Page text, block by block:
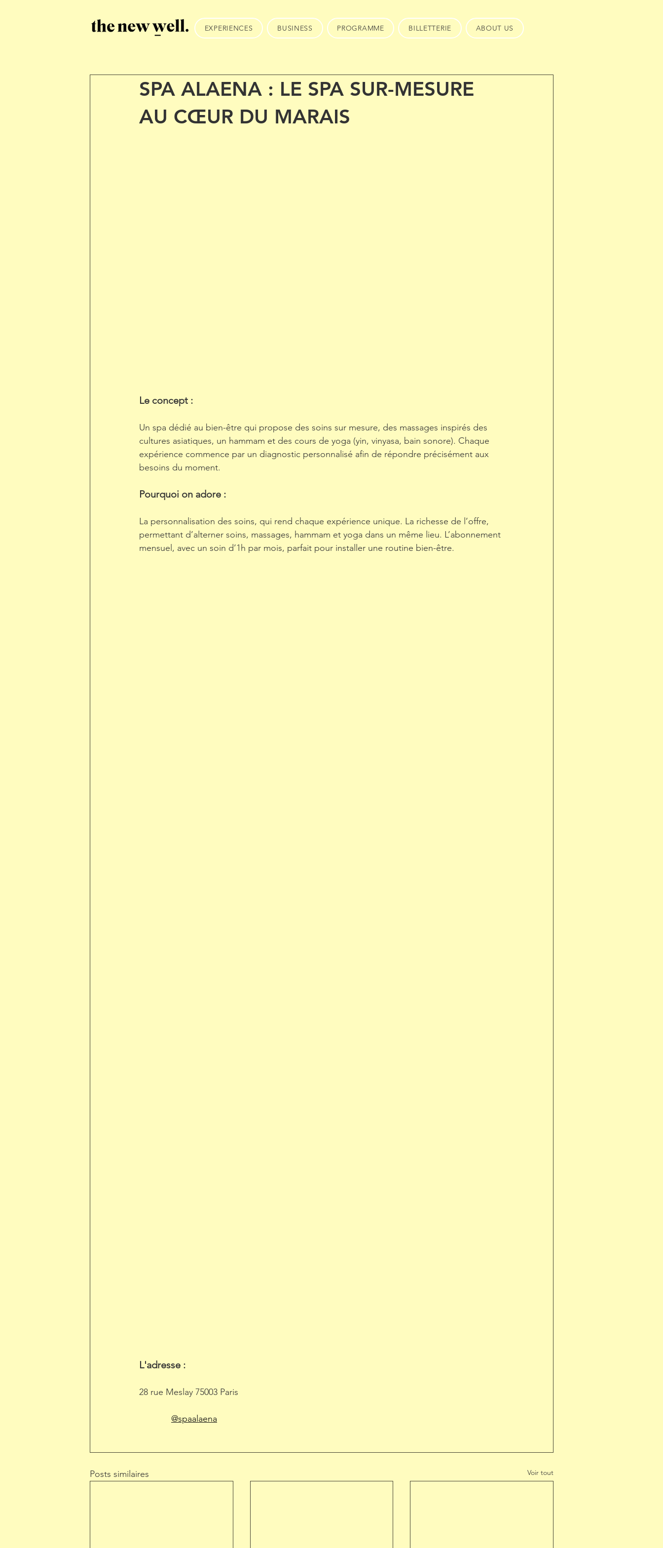
EXPERIENCES BUSINESS PROGRAMME BILLETTERIE ABOUT US
SPA ALAENA : LE SPA SUR-MESURE
AU CŒUR DU MARAIS
Le concept :
Un spa dédié au bien-être qui propose des soins sur mesure, des massages inspirés des
cultures asiatiques, un hammam et des cours de yoga (yin, vinyasa, bain sonore). Chaque
expérience commence par un diagnostic personnalisé afin de répondre précisément aux
besoins du moment.
Pourquoi on adore :
La personnalisation des soins, qui rend chaque expérience unique. La richesse de l’offre,
permettant d’alterner soins, massages, hammam et yoga dans un même lieu. L’abonnement
mensuel, avec un soin d’1h par mois, parfait pour installer une routine bien-être.
L'adresse :
28 rue Meslay 75003 Paris
@spaalaena
Posts similaires Voir tout